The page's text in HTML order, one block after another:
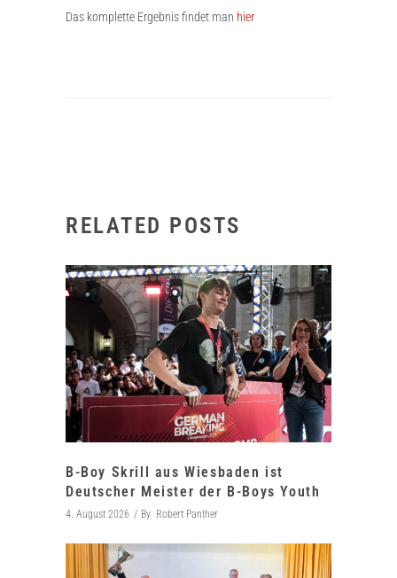
Das komplette Ergebnis findet man hier
RELATED POSTS
B-Boy Skrill aus Wiesbaden ist
Deutscher Meister der B-Boys Youth
4. August 2026 By Robert Panther